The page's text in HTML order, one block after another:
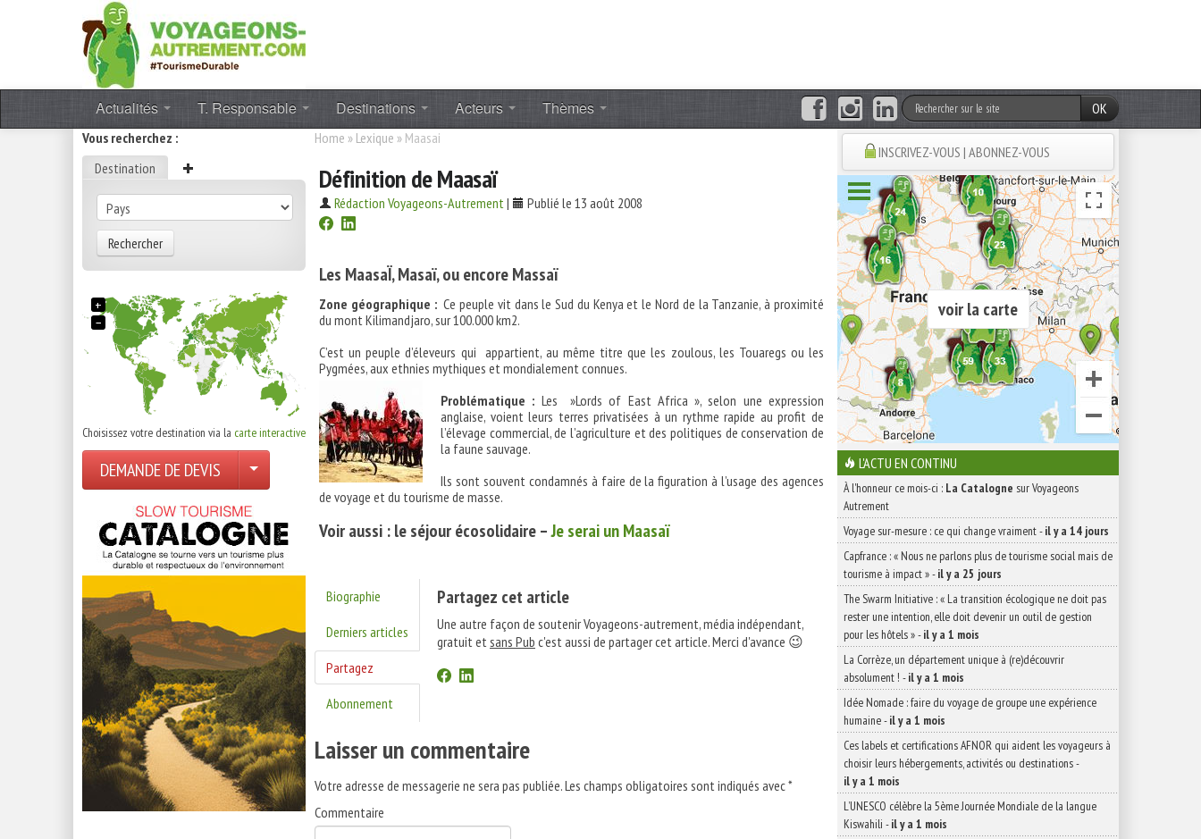
Actualités T. Responsable Destinations Acteurs Thèmes
OK
Vous recherchez :
Destination
Rechercher
+
−
Choisissez votre destination via la carte interactive
DEMANDE DE DEVIS
Home » Lexique » Maasai
Définition de Maasaï
Rédaction Voyageons-Autrement| Publié le 13 août 2008
Les MaasaÏ,Masaï, ou encoreMassaï
Zone géographique :Ce peuple vit dans le Sud du Kenya et le Nord de la Tanzanie, à proximité
du mont Kilimandjaro, sur 100.000 km2.
C’est un peuple d’éleveurs qui appartient, au même titre que les zoulous, les Touaregs ou les
Pygmées, aux ethnies mythiques et mondialement connues.
Problématique : Les »Lords of East Africa », selon une expression
anglaise, voient leurs terres privatisées à un rythme rapide au profit de
l’élevage commercial, de l’agriculture et des politiques de conservation de
la faune sauvage.
Ils sont souvent condamnés à faire de la figuration à l’usage des agences
de voyage et du tourisme de masse.
Voir aussi : le séjour écosolidaire –Je serai un Maasaï
Biographie
Derniers articles
Partagez
Abonnement
Partagez cet article
Une autre façon de soutenir Voyageons-autrement, média indépendant,
gratuit et sans Pub c'est aussi de partager cet article. Merci d'avance 😉
Laisser un commentaire
Votre adresse de messagerie ne sera pas publiée.Les champs obligatoires sont indiqués avec*
Commentaire
INSCRIVEZ-VOUS | ABONNEZ-VOUS
voir la carte
L'ACTU EN CONTINU
À l'honneur ce mois-ci : La Catalogne sur Voyageons
Autrement
Voyage sur-mesure : ce qui change vraiment-il y a 14 jours
Capfrance : « Nous ne parlons plus de tourisme social mais de
tourisme à impact »-il y a 25 jours
The Swarm Initiative : « La transition écologique ne doit pas
rester une intention, elle doit devenir un outil de gestion
pour les hôtels »-il y a 1 mois
La Corrèze, un département unique à (re)découvrir
absolument ! -il y a 1 mois
Idée Nomade : faire du voyage de groupe une expérience
humaine-il y a 1 mois
Ces labels et certifications AFNOR qui aident les voyageurs à
choisir leurs hébergements, activités ou destinations-
il y a 1 mois
L’UNESCO célèbre la 5ème Journée Mondiale de la langue
Kiswahili -il y a 1 mois